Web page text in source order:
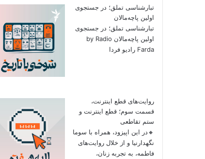
تبارشناسی تملق؛ در جستجوی
اولین‌ پاچه‌مالان
تبارشناسی تملق؛ در جستجوی
اولین‌ پاچه‌مالان by Radio
Farda رادیو فردا
روایت‌های قطع اینترنت،
قسمت سوم؛ قطع اینترنت و
ستم تقاطعی
🔸در این اپیزود، همراه با سوما
نگهدارنیا و از خلال روایت‌های
فاطمه، به تجربه زنان،